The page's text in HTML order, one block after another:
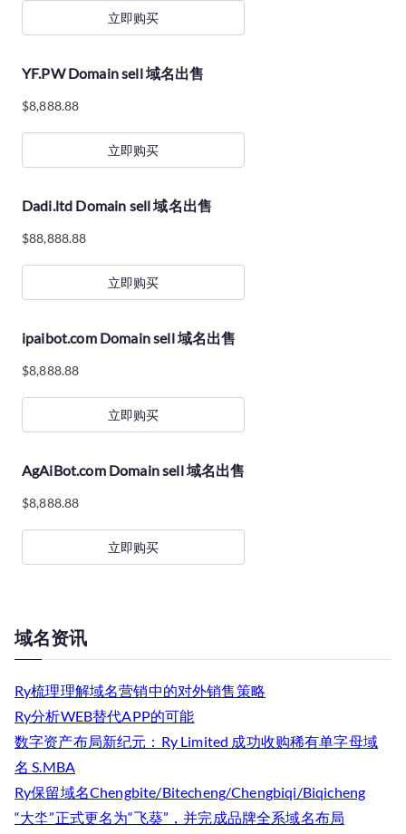
立即购买
YF.PW Domain sell 域名出售
$8,888.88
立即购买
Dadi.ltd Domain sell 域名出售
$88,888.88
立即购买
ipaibot.com Domain sell 域名出售
$8,888.88
立即购买
AgAiBot.com Domain sell 域名出售
$8,888.88
立即购买
域名资讯
Ry梳理理解域名营销中的对外销售策略
Ry分析WEB替代APP的可能
数字资产布局新纪元：Ry Limited 成功收购稀有单字母域
名 S.MBA
Ry保留域名Chengbite/Bitecheng/Chengbiqi/Biqicheng
“大坔”正式更名为“飞葵”，并完成品牌全系域名布局